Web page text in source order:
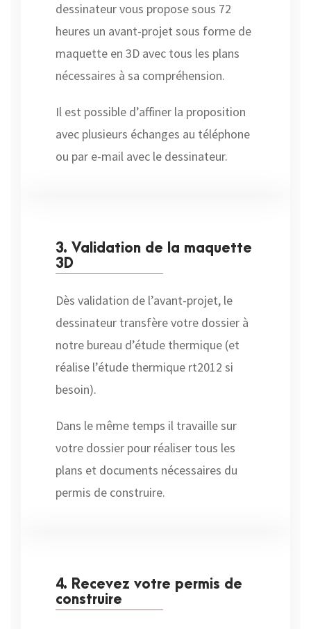
dessinateur vous propose sous 72
heures un avant-projet sous forme de
maquette en 3D avec tous les plans
nécessaires à sa compréhension.
Il est possible d’affiner la proposition
avec plusieurs échanges au téléphone
ou par e-mail avec le dessinateur.
3. Validation de la maquette
3D
Dès validation de l’avant-projet, le
dessinateur transfère votre dossier à
notre bureau d’étude thermique (et
réalise l’étude thermique rt2012 si
besoin).
Dans le même temps il travaille sur
votre dossier pour réaliser tous les
plans et documents nécessaires du
permis de construire.
4. Recevez votre permis de
construire